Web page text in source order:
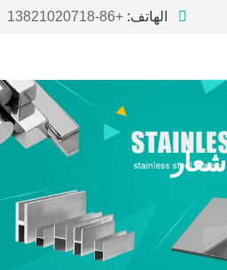
الهاتف: +86-13821020718
شعار